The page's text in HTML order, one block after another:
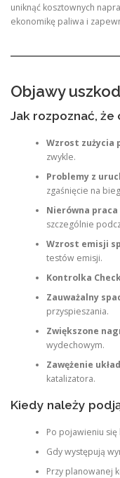
uniknąć kosztownych
ekonomikę paliwa i
Objawy
Jak rozpoznać,
Wzrost zużycia
zwykle.
Problemy z
zgaśnięcie na
Nierówna
szczególnie
Wzrost emisji
testów emisji.
Kontrolka
Zauważalny
przyspieszania.
Zwiększone
wydechowym.
Zawężenie
katalizatora.
Kiedy należy
Po pojawieniu się
Gdy występują
Przy planowanej